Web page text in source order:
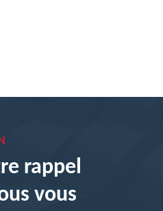
rappel
vous